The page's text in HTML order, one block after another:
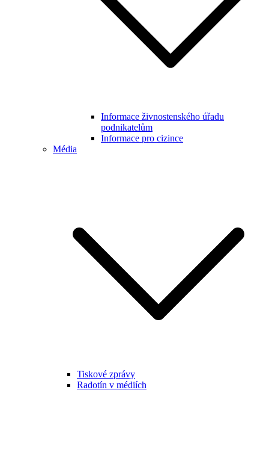
Informace živnostenského úřadu
podnikatelům
Informace pro cizince
Média
Tiskové zprávy
Radotín v médiích